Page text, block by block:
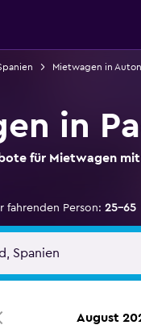
Mietwagen in
in
für Mietwagen
fahrenden Person: 25-65
August